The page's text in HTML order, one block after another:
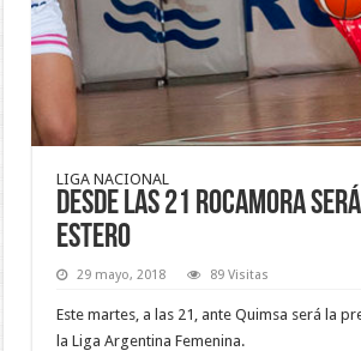
LIGA NACIONAL
Desde las 21 Rocamora
Estero
29 mayo, 2018 89 Visitas
Este martes, a las 21, ante Quimsa será la
la Liga Argentina Femenina.